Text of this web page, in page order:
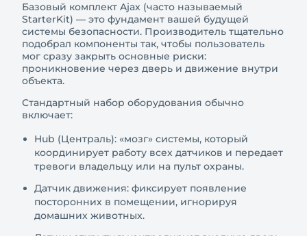
Базовый комплект Ajax (часто называемый
StarterKit) — это фундамент вашей будущей
системы безопасности. Производитель тщательно
подобрал компоненты так, чтобы пользователь
мог сразу закрыть основные риски:
проникновение через дверь и движение внутри
объекта.
Стандартный набор оборудования обычно
включает:
Hub (Централь): «мозг» системы, который
координирует работу всех датчиков и передает
тревоги владельцу или на пульт охраны.
Датчик движения: фиксирует появление
посторонних в помещении, игнорируя
домашних животных.